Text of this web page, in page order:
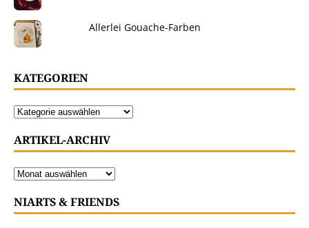
Allerlei Gouache-Farben
KATEGORIEN
ARTIKEL-ARCHIV
NIARTS & FRIENDS